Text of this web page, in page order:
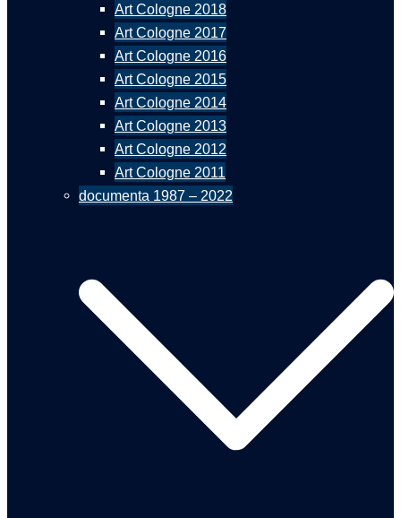
Art Cologne 2018
Art Cologne 2017
Art Cologne 2016
Art Cologne 2015
Art Cologne 2014
Art Cologne 2013
Art Cologne 2012
Art Cologne 2011
documenta 1987 – 2022